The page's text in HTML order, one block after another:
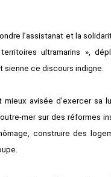
l’assistanat et la
ultramarins »,
sienne ce discours indigne.
avisée d’exercer sa
mer sur des réformes
construire des